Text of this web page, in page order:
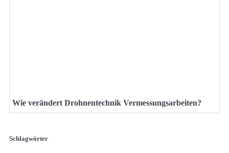
Wie verändert Drohnentechnik Vermessungsarbeiten?
Schlagwörter